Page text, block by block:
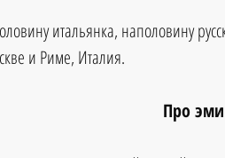
итальянка, наполовину
и Риме, Италия.
Про